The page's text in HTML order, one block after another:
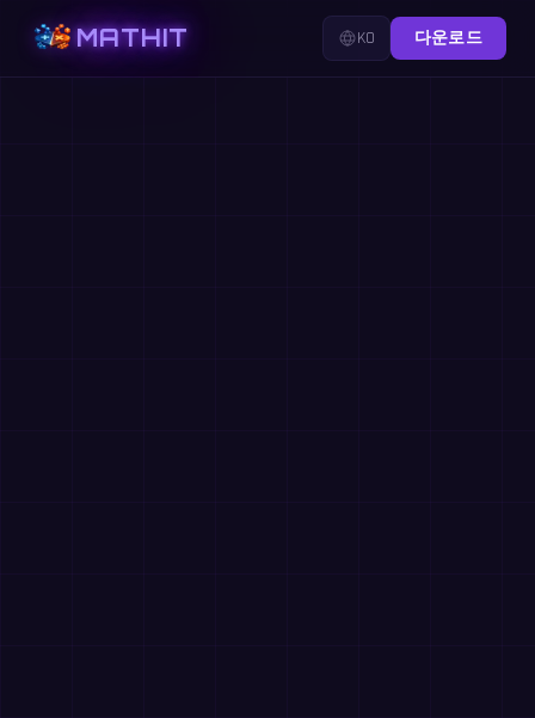
MATHIT KO 다운로드